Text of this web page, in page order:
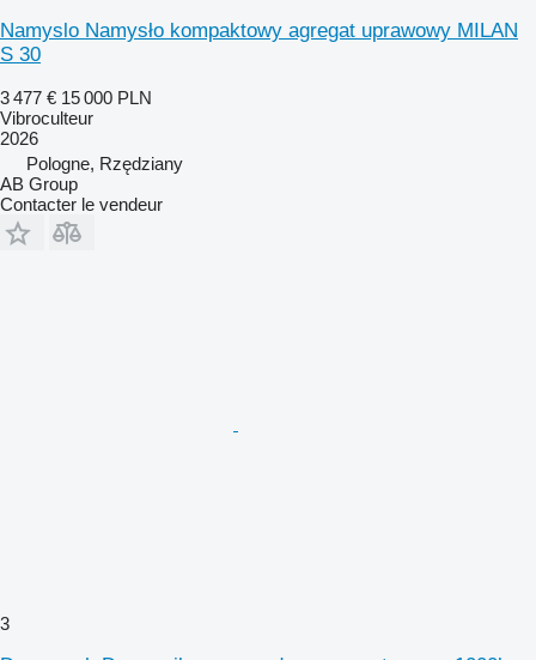
Namyslo Namysło kompaktowy agregat uprawowy MILAN
S 30
3 477 € 15 000 PLN
Vibroculteur
2026
Pologne, Rzędziany
AB Group
Contacter le vendeur
3